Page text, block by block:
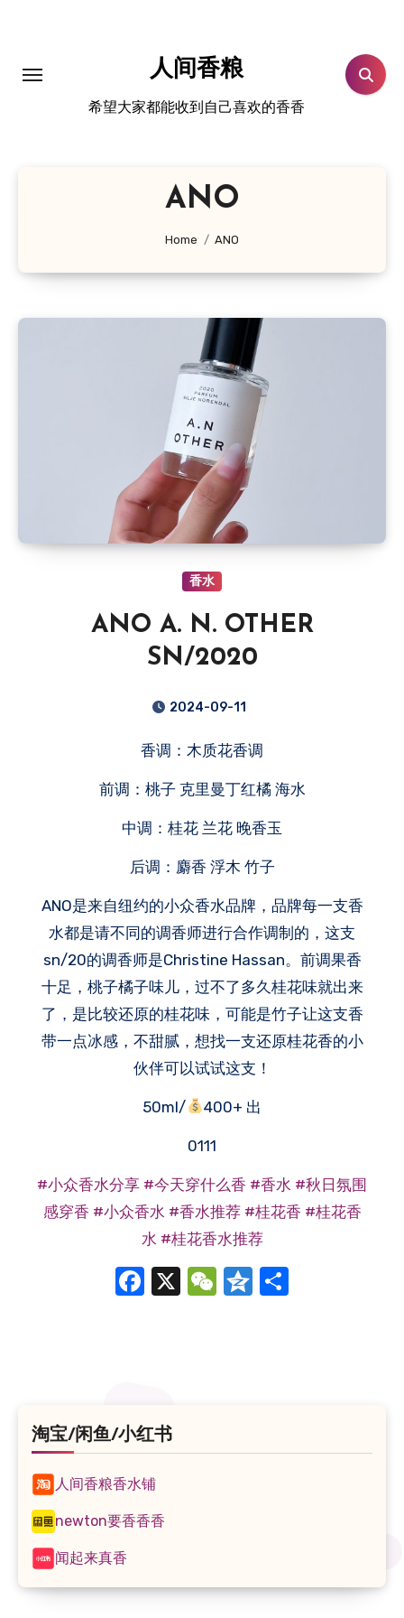
人间香粮
希望大家都能收到自己喜欢的香香
ANO
Home ANO
香水
ANO A. N. OTHER
SN/2020
2024-09-11
香调：木质花香调
前调：桃子 克里曼丁红橘 海水
中调：桂花 兰花 晚香玉
后调：麝香 浮木 竹子
ANO是来自纽约的小众香水品牌，品牌每一支香
水都是请不同的调香师进行合作调制的，这支
sn/20的调香师是Christine Hassan。前调果香
十足，桃子橘子味儿，过不了多久桂花味就出来
了，是比较还原的桂花味，可能是竹子让这支香
带一点冰感，不甜腻，想找一支还原桂花香的小
伙伴可以试试这支！
50ml/ 400+ 出
0111
#小众香水分享 #今天穿什么香 #香水 #秋日氛围
感穿香 #小众香水 #香水推荐 #桂花香 #桂花香
水 #桂花香水推荐
Facebook
X WeChat
Qzone
淘宝/闲鱼/小红书
人间香粮香水铺
newton要香香香
闻起来真香